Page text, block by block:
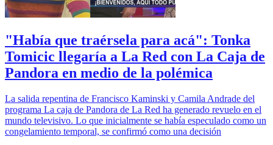
"Había que traérsela para acá": Tonka
Tomicic llegaría a La Red con La Caja de
Pandora en medio de la polémica
La salida repentina de Francisco Kaminski y Camila Andrade del
programa La caja de Pandora de La Red ha generado revuelo en el
mundo televisivo. Lo que inicialmente se había especulado como un
congelamiento temporal, se confirmó como una decisión